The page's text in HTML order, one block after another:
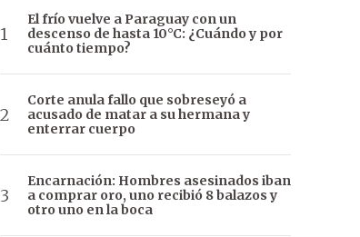
El frío vuelve a Paraguay con un
descenso de hasta 10°C: ¿Cuándo y por
cuánto tiempo?
Corte anula fallo que sobreseyó a
acusado de matar a su hermana y
enterrar cuerpo
Encarnación: Hombres asesinados iban
a comprar oro, uno recibió 8 balazos y
otro uno en la boca